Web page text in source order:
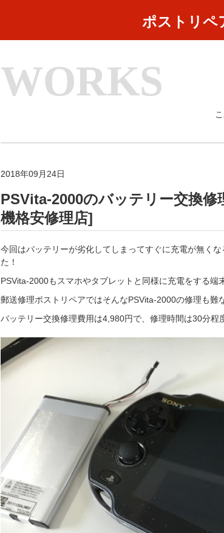
ポストリペ
WORKS
2018年09月24日
PSVita-2000のバッテリー交換
機格安修理店]
今回はバッテリーが劣化してしまってすぐに充電が無く
た！
PSVita-2000もスマホやタブレットと同様に充電をする端
郵送修理ポストリペアではそんなPSVita-2000の修理も難
バッテリー交換修理費用は4,980円で、修理時間は30分程